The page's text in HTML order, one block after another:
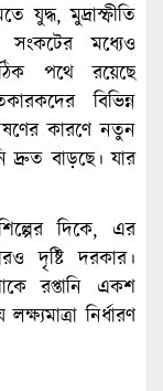
যুদ্ধ, মুদ্রাস্ফীতি
সংকটের মধ্যেও
পথে রয়েছে
বিভিন্ন
কারণে নতুন
দ্রুত বাড়ছে। যার
দিকে, এর
দৃষ্টি দরকার।
রপ্তানি একশ
নির্ধারণ